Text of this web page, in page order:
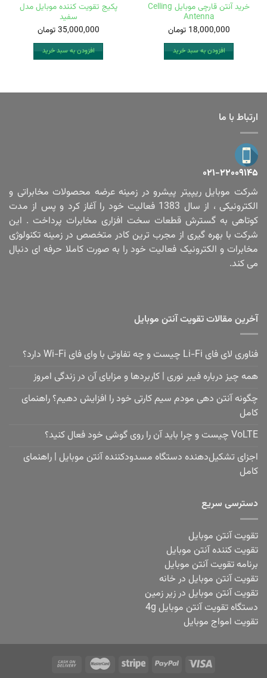
خرید آنتن قارچی موبایل Celling
Antenna
18,000,000 تومان
افزودن به سبد خرید
پکیج تقویت کننده موبایل مدل
سفید
35,000,000 تومان
افزودن به سبد خرید
ارتباط با ما
۰۲۱-۲۲۰۰۹۱۴۵
شرکت موبایل ریپیتر پیشرو در زمینه عرضه محصولات مخابراتی و
الکترونیکی ، از سال 1383 فعالیت خود را آغاز کرد و پس از مدت
کوتاهی به گسترش قطعات سخت افزاری مخابرات پرداخت . این
شرکت با بهره گیری از مجرب ترین کادر متخصص در زمینه تکنولوژی
مخابرات و الکترونیک فعالیت خود را به صورت کاملا حرفه ای دنبال
می کند.
آخرین مقالات تقویت آنتن موبایل
فناوری لای فای Li-Fi چیست و چه تفاوتی با وای فای Wi-Fi دارد؟
همه چیز درباره فیبر نوری | کاربردها و مزایای آن در زندگی امروز
چگونه آنتن دهی مودم سیم کارتی خود را افزایش دهیم؟ راهنمای
کامل
VoLTE چیست و چرا باید آن را روی گوشی خود فعال کنید؟
اجزای تشکیل‌دهنده دستگاه مسدودکننده آنتن موبایل | راهنمای
کامل
دسترسی سریع
تقویت آنتن موبایل
تقویت کننده آنتن موبایل
برنامه تقویت آنتن موبایل
تقویت آنتن موبایل در خانه
تقویت آنتن موبایل در زیر زمین
دستگاه تقویت آنتن موبایل 4g
تقویت امواج موبایل